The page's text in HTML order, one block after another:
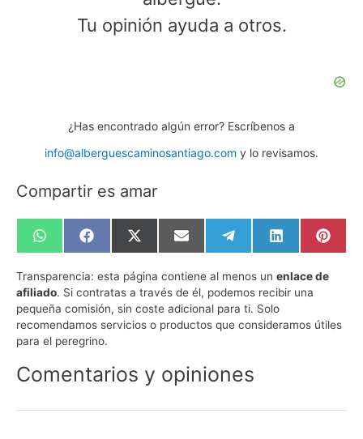
Tu opinión ayuda a otros.
¿Has encontrado algún error? Escríbenos a
info@alberguescaminosantiago.com y lo revisamos.
Compartir es amar
Compartir
en
WhatsApp
Compartir
en
Facebook
Compartir
en
X
(Twitter)
Compartir
en
Email
Compartir
en
Telegram
Compartir
en
LinkedIn
en
Transparencia: esta página contiene al menos un enlace de
afiliado. Si contratas a través de él, podemos recibir una
pequeña comisión, sin coste adicional para ti. Solo
recomendamos servicios o productos que consideramos útiles
para el peregrino.
Comentarios y opiniones